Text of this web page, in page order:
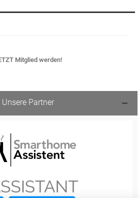
Mitglied werden!
Unsere Partner